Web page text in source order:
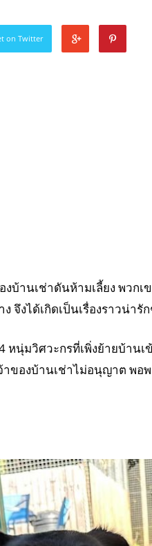
on Twitter
บ้านเช่าดันห้ามเลี้ยง พวกเ
จึงได้เกิดเป็นเรื่องราวน่ารั
หนุ่มวิศวะกรที่เพิ่งย้ายบ้านเ
าของบ้านเช่าไม่อนุญาต พอ